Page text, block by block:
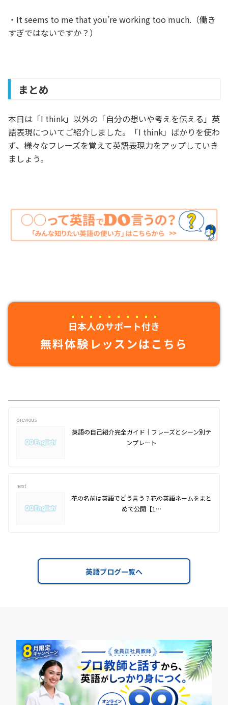
・It seems to me that you’re working too much.（働き
すぎではないですか？）
まとめ
本日は「I think」以外の「自分の想いや考えを伝える」英
語表現についてご紹介しました。「I think」ばかりを使わ
ず、様々なフレーズを覚えて英語表現力をアップしていき
ましょう。
日本人のサポート付き
無料体験レッスンはこちら
previous
英語の自己紹介完全ガイド｜フレーズとシーン別テ
ンプレート
next
花の名前は英語でどう言う？花の英語ネームをまと
めて公開【1…
英語ブログ一覧へ